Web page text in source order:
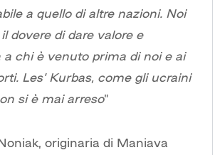
a quello di altre nazioni. Noi
dovere di dare valore e
a chi è venuto prima di noi e ai
Les’ Kurbas, come gli ucraini
si è mai arreso”
originaria di Maniava